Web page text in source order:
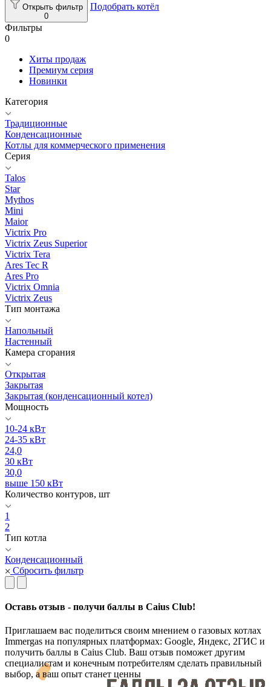
Открыть фильтр
0
Подобрать котёл
Фильтры
0
Хиты продаж
Премиум серия
Новинки
Категория
Традиционные
Конденсационные
Котлы для коммерческого применения
Серия
Talos
Star
Mythos
Mini
Maior
Victrix Pro
Victrix Zeus Superior
Victrix Tera
Ares Tec R
Ares Pro
Victrix Omnia
Victrix Zeus
Тип монтажа
Напольный
Настенный
Камера сгорания
Открытая
Закрытая
Закрытая (конденсационный котел)
Мощность
10-24 кВт
24-35 кВт
24,0
30 кВт
30,0
выше 150 кВт
Количество контуров, шт
1
2
Тип котла
Конденсационный
Сбросить фильтр
Оставь отзыв - получи баллы в Caius Club!
Приглашаем вас поделиться своим мнением о газовых котлах
Immergas на популярных платформах: Google, Яндекс, 2ГИС и
получить баллы в Caius Club. Ваш отзыв поможет другим
специалистам и конечным потребителям сделать правильный
выбор, а ваш опыт станет ценны